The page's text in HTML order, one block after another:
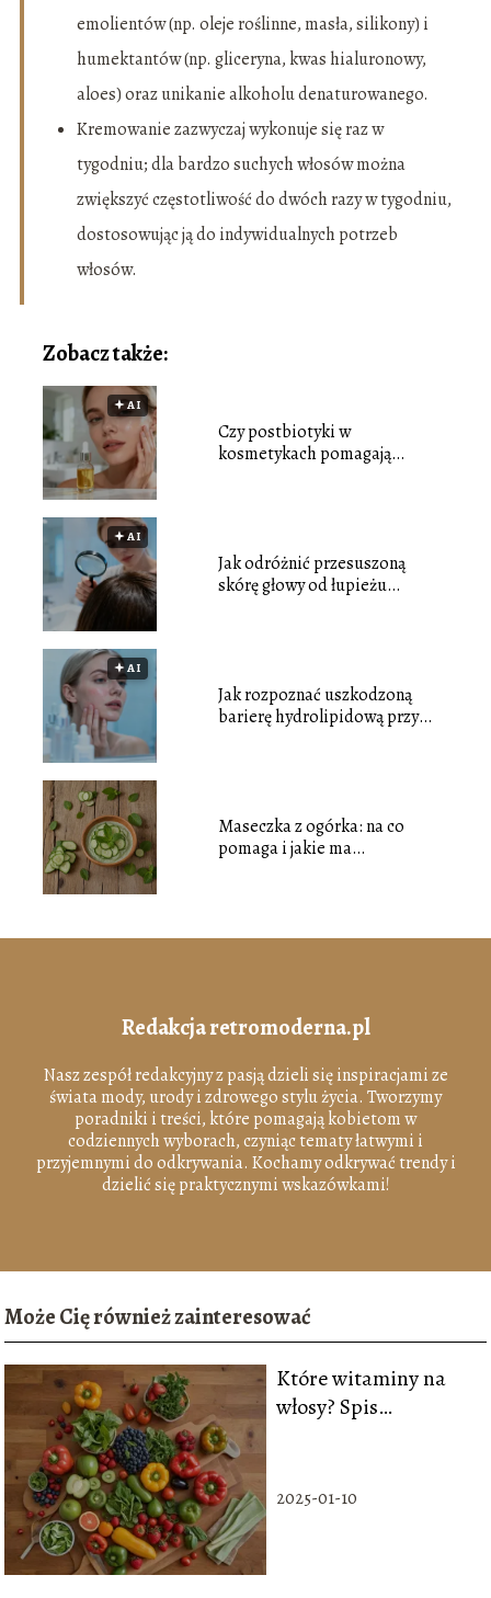
emolientów (np. oleje roślinne, masła, silikony) i
humektantów (np. gliceryna, kwas hialuronowy,
aloes) oraz unikanie alkoholu denaturowanego.
Kremowanie zazwyczaj wykonuje się raz w
tygodniu; dla bardzo suchych włosów można
zwiększyć częstotliwość do dwóch razy w tygodniu,
dostosowując ją do indywidualnych potrzeb
włosów.
Zobacz także:
🟅 AI
Czy postbiotyki w
kosmetykach pomagają
🟅 AI
Jak odróżnić przesuszoną
skórę głowy od łupieżu
🟅 AI
Jak rozpoznać uszkodzoną
barierę hydrolipidową przy
Maseczka z ogórka: na co
pomaga i jakie ma
Redakcja retromoderna.pl
Nasz zespół redakcyjny z pasją dzieli się inspiracjami ze
świata mody, urody i zdrowego stylu życia. Tworzymy
poradniki i treści, które pomagają kobietom w
codziennych wyborach, czyniąc tematy łatwymi i
przyjemnymi do odkrywania. Kochamy odkrywać trendy i
dzielić się praktycznymi wskazówkami!
Może Cię również zainteresować
Które witaminy na
włosy? Spis
włosów
2025-01-10